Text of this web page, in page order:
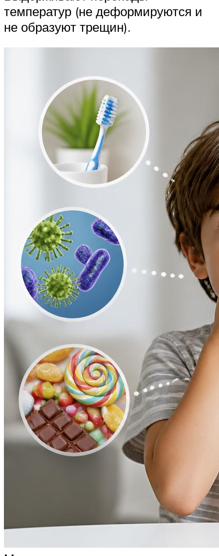
температур (не деформируются и
не образуют трещин).